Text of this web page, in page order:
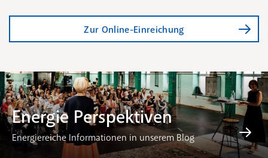
Zur Online-Einreichung
Energie Perspektiven
Energiereiche Informationen in unserem Blog